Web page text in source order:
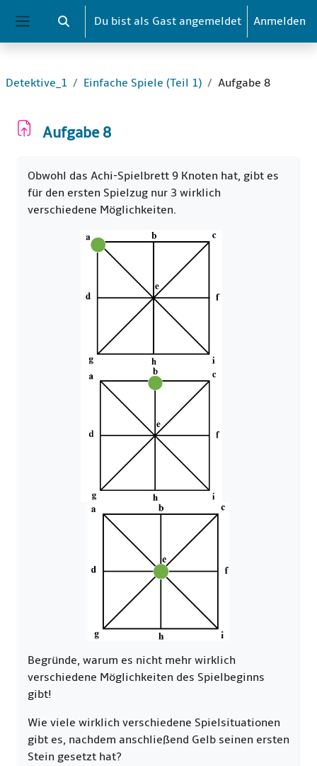
Zum Hauptinhalt
Website-Übersicht
Sucheingabe umschalten
Du bist als Gast angemeldet Anmelden
Detektive_1 Einfache Spiele (Teil 1) Aufgabe 8
Aufgabe 8
Obwohl das Achi-Spielbrett 9 Knoten hat, gibt es
für den ersten Spielzug nur 3 wirklich
verschiedene Möglichkeiten.
Begründe, warum es nicht mehr wirklich
verschiedene Möglichkeiten des Spielbeginns
gibt!
Wie viele wirklich verschiedene Spielsituationen
gibt es, nachdem anschließend Gelb seinen ersten
Stein gesetzt hat?